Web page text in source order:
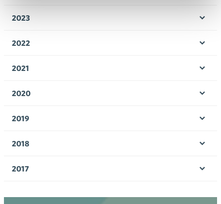
2023
2022
2021
2020
2019
2018
2017